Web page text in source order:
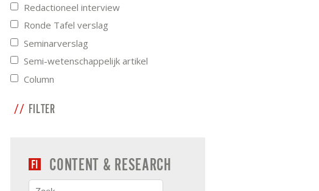
Redactioneel interview
Ronde Tafel verslag
Seminarverslag
Semi-wetenschappelijk artikel
Column
FILTER
CONTENT & RESEARCH